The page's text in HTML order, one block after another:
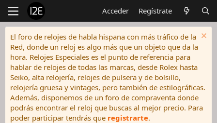
Acceder Regístrate
El foro de relojes de habla hispana con más tráfico de la
Red, donde un reloj es algo más que un objeto que da la
hora. Relojes Especiales es el punto de referencia para
hablar de relojes de todas las marcas, desde Rolex hasta
Seiko, alta relojería, relojes de pulsera y de bolsillo,
relojería gruesa y vintages, pero también de estilográficas.
Además, disponemos de un foro de compraventa donde
podrás encontrar el reloj que buscas al mejor precio. Para
poder participar tendrás que registrarte.